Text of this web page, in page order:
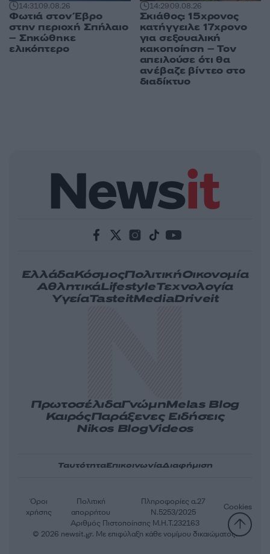
14:3109.08.26
Φωτιά στον Έβρο
στην περιοχή Σπήλαιο
– Σηκώθηκε
ελικόπτερο
14:2909.08.26
Σκιάθος: 15χρονος
κατήγγειλε 17χρονο
για σεξουαλική
κακοποίηση – Τον
απειλούσε ότι θα
ανέβαζε βίντεο στο
διαδίκτυο
ΕλλάδαΚόσμοςΠολιτικήΟικονομία
ΑθλητικάLifestyleΤεχνολογία
ΥγείαTasteitMediaDriveit
ΠρωτοσέλιδαΓνώμηMelas Blog
ΚαιρόςΠαράξενες Ειδήσεις
Nikos BlogVideos
ΤαυτότηταΕπικοινωνίαΔιαφήμιση
Αριθμός Πιστοποίησης Μ.Η.Τ.232163
Όροι
χρήσης
Πολιτική
απορρήτου
Πληροφορίες α.27
Ν.5253/2025
Cookies
© 2026 newsit.gr. Με επιφύλαξη κάθε νομίμου δικαιώματος.